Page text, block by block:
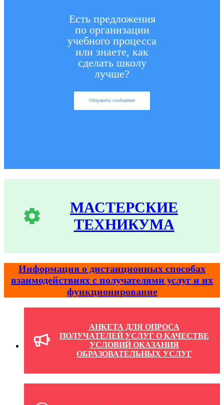
Есть предложения
по организации
учебного процесса
или знаете, как
сделать школу
лучше?
Отправить сообщение
МАСТЕРСКИЕ
ТЕХНИКУМА
Информация о дистанционных способах
взаимодействиях с получателями услуг и их
функционирование
АНКЕТА ДЛЯ ОПРОСА
ПОЛУЧАТЕЛЕЙ УСЛУГ О КАЧЕСТВЕ
УСЛОВИЙ ОКАЗАНИЯ
ОБРАЗОВАТЕЛЬНЫХ УСЛУГ